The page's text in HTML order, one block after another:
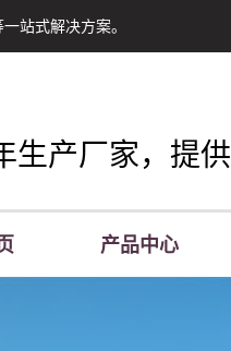
站式解决方案。
生产厂家，提
产品中心